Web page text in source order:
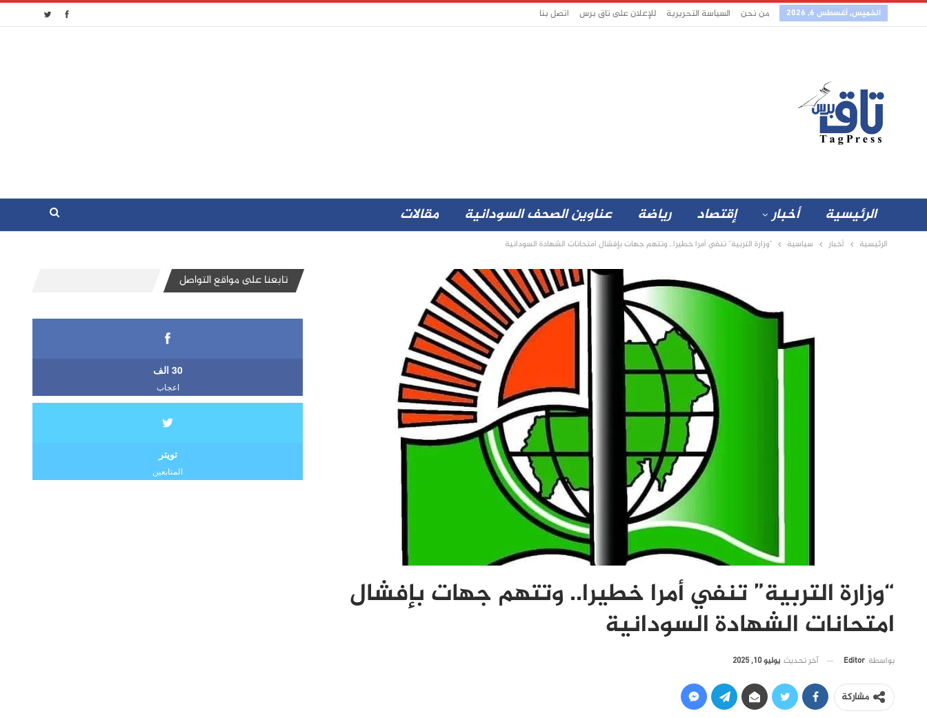
الخميس, أغسطس 6, 2026 من نحن السياسة التحريرية للإعلان على تاق برس اتصل بنا
الرئيسية أخبار إقتصاد رياضة عناوين الصحف السودانية مقالات
الرئيسية أخبار سياسية “وزارة التربية” تنفي أمرا خطيرا.. وتتهم جهات بإفشال امتحانات الشهادة السودانية
“وزارة التربية” تنفي أمرا خطيرا.. وتتهم جهات بإفشال
امتحانات الشهادة السودانية
بواسطة Editor آخر تحديث يوليو 10, 2025
مشاركة
تابعنا على مواقع التواصل
30 الف
اعجاب
تويتر
المتابعين